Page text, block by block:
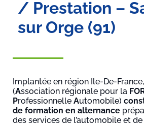
/ Prestation –
sur Orge (91)
Implantée en région Ile-De-France,
(Association régionale pour la
Professionnelle Automobile)
de formation en alternance
des services de l’automobile et